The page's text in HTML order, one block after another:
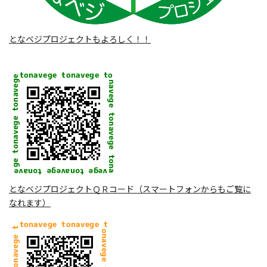
となベジプロジェクトもよろしく！！
となベジプロジェクトＱＲコード（スマートフォンからもご覧に
なれます）